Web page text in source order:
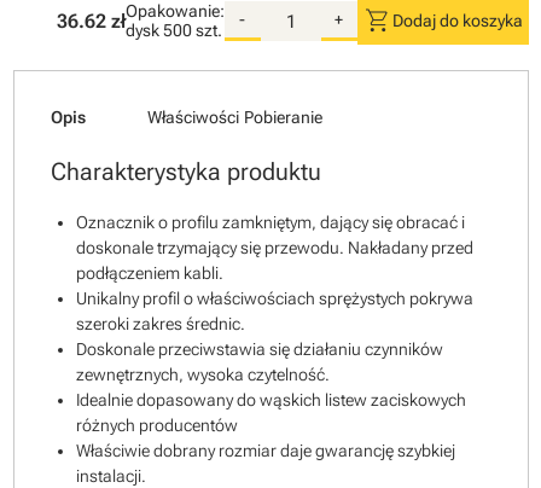
36.62 złOpakowanie:
dysk500 szt.
- + shopping_cart Dodaj do koszyka
Opis Właściwości Pobieranie
Charakterystyka produktu
Oznacznik o profilu zamkniętym, dający się obracać i
doskonale trzymający się przewodu. Nakładany przed
podłączeniem kabli.
Unikalny profil o właściwościach sprężystych pokrywa
szeroki zakres średnic.
Doskonale przeciwstawia się działaniu czynników
zewnętrznych, wysoka czytelność.
Idealnie dopasowany do wąskich listew zaciskowych
różnych producentów
Właściwie dobrany rozmiar daje gwarancję szybkiej
instalacji.